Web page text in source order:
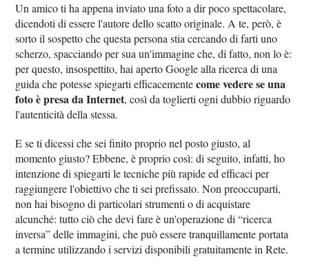
Un amico ti ha appena inviato una foto a dir poco spettacolare,
dicendoti di essere l'autore dello scatto originale. A te, però, è
sorto il sospetto che questa persona stia cercando di farti uno
scherzo, spacciando per sua un'immagine che, di fatto, non lo è:
per questo, insospettito, hai aperto Google alla ricerca di una
guida che potesse spiegarti efficacementecome vedere se una
foto è presa da Internet, così da toglierti ogni dubbio riguardo
l'autenticità della stessa.
E se ti dicessi che sei finito proprio nel posto giusto, al
momento giusto? Ebbene, è proprio così: di seguito, infatti, ho
intenzione di spiegarti le tecniche più rapide ed efficaci per
raggiungere l'obiettivo che ti sei prefissato. Non preoccuparti,
non hai bisogno di particolari strumenti o di acquistare
alcunché: tutto ciò che devi fare è un'operazione di “ricerca
inversa” delle immagini, che può essere tranquillamente portata
a termine utilizzando i servizi disponibili gratuitamente in Rete.